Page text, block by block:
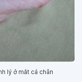
lý ở mắt cá chân